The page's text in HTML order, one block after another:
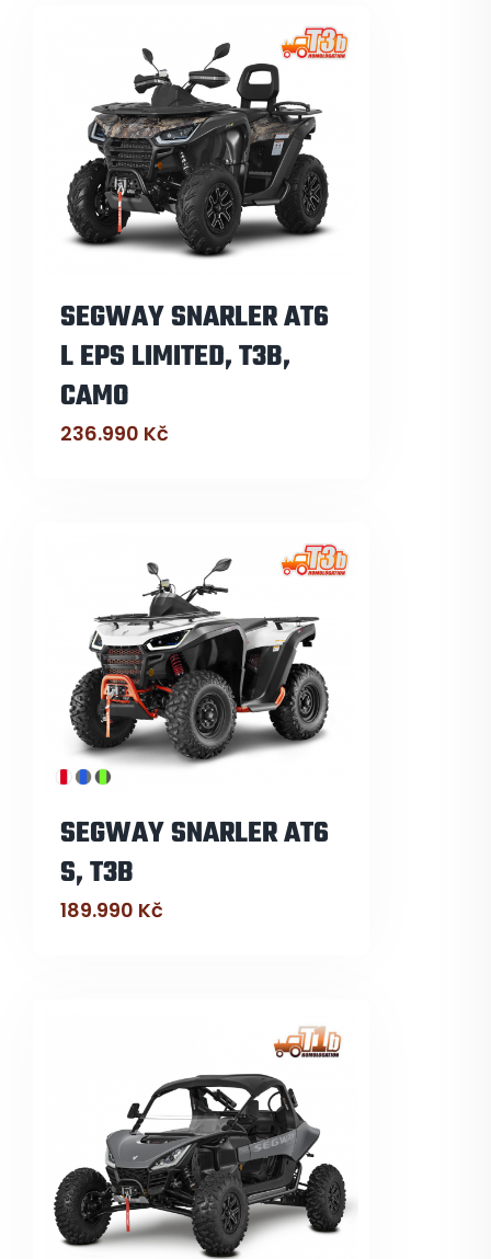
SEGWAY SNARLER AT6
L EPS LIMITED, T3B,
CAMO
236.990 Kč
SEGWAY SNARLER AT6
S, T3B
189.990 Kč